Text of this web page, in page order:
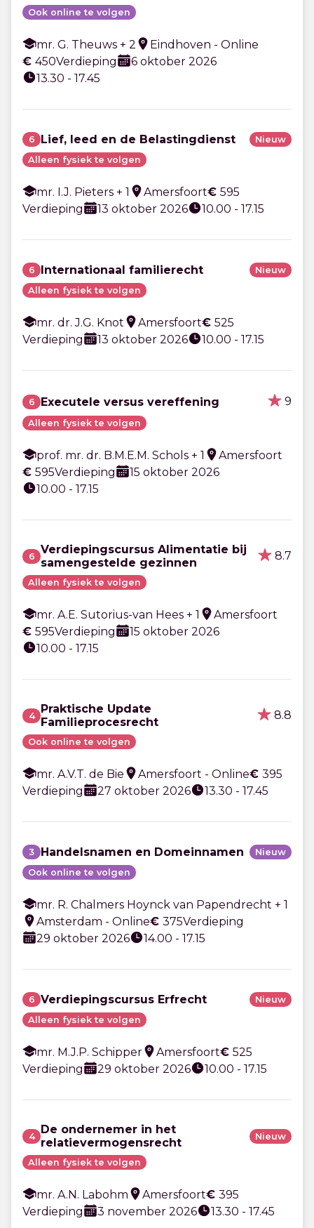
Ook online te volgen
mr. G. Theuws + 2
Eindhoven - Online
€ 450Verdieping
6 oktober 2026
13.30 - 17.45
6 Lief, leed en de Belastingdienst
Nieuw
Alleen fysiek te volgen
mr. I.J. Pieters + 1 Amersfoort€ 595
Verdieping
13 oktober 2026 10.00 - 17.15
6 Internationaal familierecht
Nieuw
Alleen fysiek te volgen
mr. dr. J.G. Knot Amersfoort€ 525
Verdieping
13 oktober 2026 10.00 - 17.15
6 Executele versus vereffening 9
Alleen fysiek te volgen
prof. mr. dr. B.M.E.M. Schols + 1
Amersfoort
€ 595Verdieping
15 oktober 2026
10.00 - 17.15
6 Verdiepingscursus Alimentatie bij
samengestelde gezinnen
8.7
Alleen fysiek te volgen
mr. A.E. Sutorius-van Hees + 1
Amersfoort
€ 595Verdieping
15 oktober 2026
10.00 - 17.15
4
Praktische Update
Familieprocesrecht
8.8
Ook online te volgen
mr. A.V.T. de Bie Amersfoort - Online€ 395
Verdieping
27 oktober 2026 13.30 - 17.45
3 Handelsnamen en Domeinnamen
Nieuw
Ook online te volgen
mr. R. Chalmers Hoynck van Papendrecht + 1
Amsterdam - Online€ 375Verdieping
29 oktober 2026
14.00 - 17.15
6 Verdiepingscursus Erfrecht
Nieuw
Alleen fysiek te volgen
mr. M.J.P. Schipper Amersfoort€ 525
Verdieping
29 oktober 2026 10.00 - 17.15
4
De ondernemer in het
relatievermogensrecht
Nieuw
Alleen fysiek te volgen
mr. A.N. Labohm Amersfoort€ 395
Verdieping
3 november 2026 13.30 - 17.45